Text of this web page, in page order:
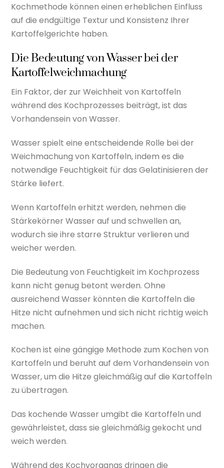
Kochmethode können einen erheblichen Einfluss
auf die endgültige Textur und Konsistenz Ihrer
Kartoffelgerichte haben.
Die Bedeutung von Wasser bei der
Kartoffelweichmachung
Ein Faktor, der zur Weichheit von Kartoffeln
während des Kochprozesses beiträgt, ist das
Vorhandensein von Wasser.
Wasser spielt eine entscheidende Rolle bei der
Weichmachung von Kartoffeln, indem es die
notwendige Feuchtigkeit für das Gelatinisieren der
Stärke liefert.
Wenn Kartoffeln erhitzt werden, nehmen die
Stärkekörner Wasser auf und schwellen an,
wodurch sie ihre starre Struktur verlieren und
weicher werden.
Die Bedeutung von Feuchtigkeit im Kochprozess
kann nicht genug betont werden. Ohne
ausreichend Wasser könnten die Kartoffeln die
Hitze nicht aufnehmen und sich nicht richtig weich
machen.
Kochen ist eine gängige Methode zum Kochen von
Kartoffeln und beruht auf dem Vorhandensein von
Wasser, um die Hitze gleichmäßig auf die Kartoffeln
zu übertragen.
Das kochende Wasser umgibt die Kartoffeln und
gewährleistet, dass sie gleichmäßig gekocht und
weich werden.
Während des Kochvorgangs dringen die